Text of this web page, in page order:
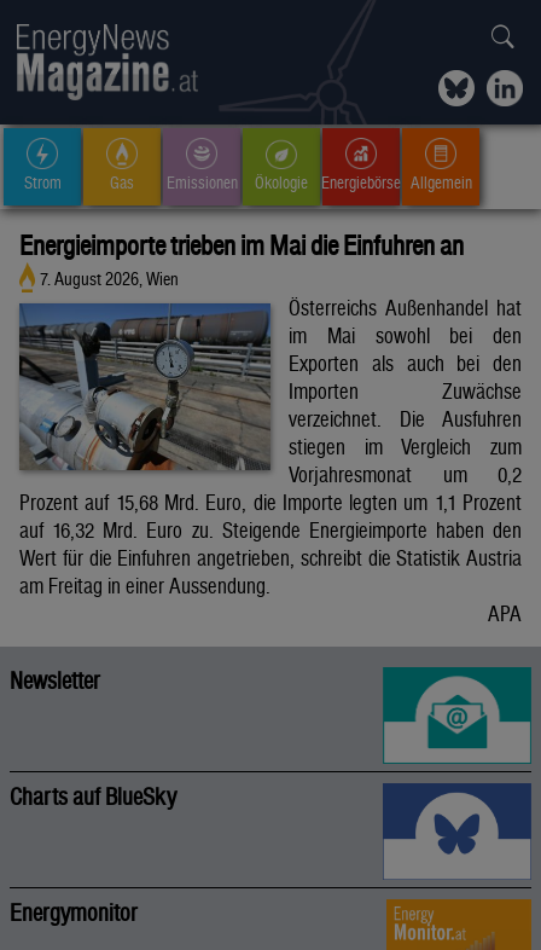
Strom Gas Emissionen Ökologie Energiebörse Allgemein
Energieimporte trieben im Mai die Einfuhren an
7. August 2026, Wien
Österreichs Außenhandel hat
im Mai sowohl bei den
Exporten als auch bei den
Importen Zuwächse
verzeichnet. Die Ausfuhren
stiegen im Vergleich zum
Vorjahresmonat um 0,2
Prozent auf 15,68 Mrd. Euro, die Importe legten um 1,1 Prozent
auf 16,32 Mrd. Euro zu. Steigende Energieimporte haben den
Wert für die Einfuhren angetrieben, schreibt die Statistik Austria
am Freitag in einer Aussendung.
APA
Newsletter
Charts auf BlueSky
Energymonitor